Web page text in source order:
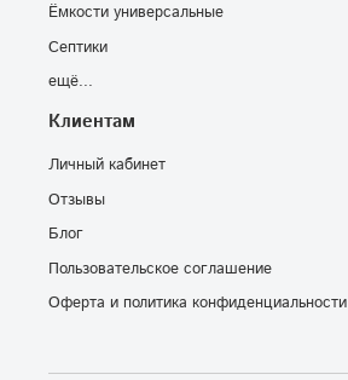
Ёмкости универсальные
Септики
ещё...
Клиентам
Личный кабинет
Отзывы
Блог
Пользовательское соглашение
Оферта и политика конфиденциальности